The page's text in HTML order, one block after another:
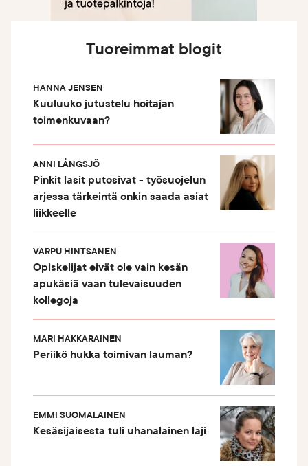
Tuoreimmat blogit
HANNA JENSEN
Kuuluuko jutustelu hoitajan
toimenkuvaan?
ANNI LÅNGSJÖ
Pinkit lasit putosivat - työsuojelun
arjessa tärkeintä onkin saada asiat
liikkeelle
VARPU HINTSANEN
Opiskelijat eivät ole vain kesän
apukäsiä vaan tulevaisuuden
kollegoja
MARI HAKKARAINEN
Periikö hukka toimivan lauman?
EMMI SUOMALAINEN
Kesäsijaisesta tuli uhanalainen laji